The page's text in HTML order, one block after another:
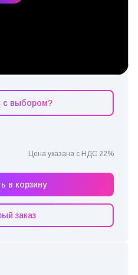
с выбором?
Цена указана с НДС 22%
в корзину
заказ